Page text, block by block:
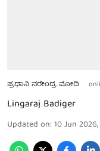
ಪ್ರಧಾನಿ ನರೇಂದ್ರ ಮೋದಿ
Lingaraj Badiger
Updated on: 10 Jun